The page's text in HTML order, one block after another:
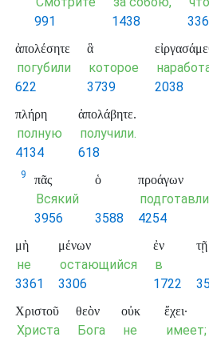
991
1438
ἀπολέσητε
погубили
622
ἃ
которое
3739
2038
πλήρη
полную
4134
ἀπολάβητε.
получили.
618
9 πᾶς
Всякий
3956
ὁ
3588
προάγων
4254
μὴ
не
3361
μένων
остающийся
3306
ἐν
в
1722
τῇ
Χριστοῦ
Христа
θεὸν
Бога
οὐκ
не
ἔχει·
имеет;